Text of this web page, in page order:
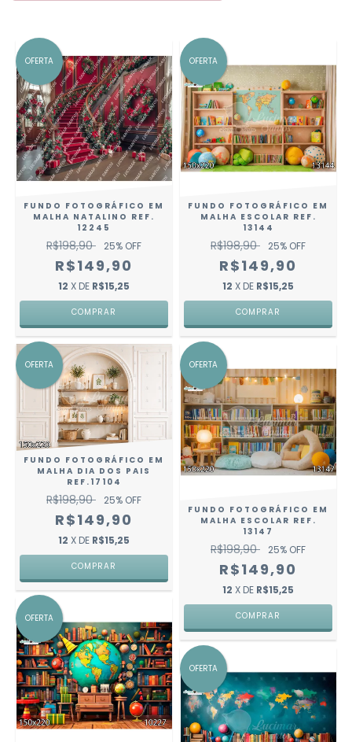
OFERTA
FUNDO FOTOGRÁFICO EM
MALHA NATALINO REF.
12245
R$198,90 25% OFF
R$149,90
12 X DE R$15,25
COMPRAR
OFERTA
FUNDO FOTOGRÁFICO EM
MALHA ESCOLAR REF.
13144
R$198,90 25% OFF
R$149,90
12 X DE R$15,25
COMPRAR
OFERTA
FUNDO FOTOGRÁFICO EM
MALHA DIA DOS PAIS
REF.17104
R$198,90 25% OFF
R$149,90
12 X DE R$15,25
COMPRAR
OFERTA
FUNDO FOTOGRÁFICO EM
MALHA ESCOLAR REF.
13147
R$198,90 25% OFF
R$149,90
12 X DE R$15,25
COMPRAR
OFERTA
OFERTA